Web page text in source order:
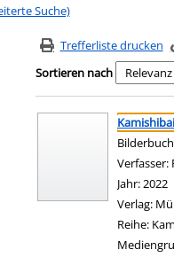
Suche)
Verfasser-Filter anzeigen
Trefferliste drucken
Sortieren nach
Suchergebnis
Zu den Suchfiltern
Verfasser:
Jahr:2022
Verlag:
Reihe: